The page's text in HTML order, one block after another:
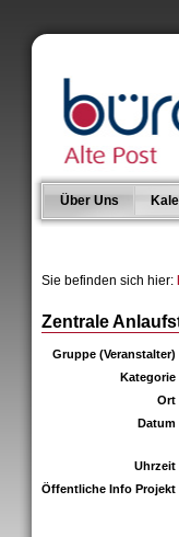
Über Uns
Sie befinden sich hier:
Zentrale
Gruppe (Veranstalter)
Kategorie
Ort
Datum
Uhrzeit
Öffentliche Info Projekt